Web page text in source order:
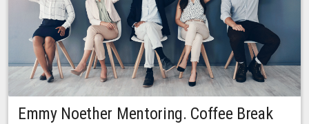
Emmy Noether Mentoring. Coffee Break